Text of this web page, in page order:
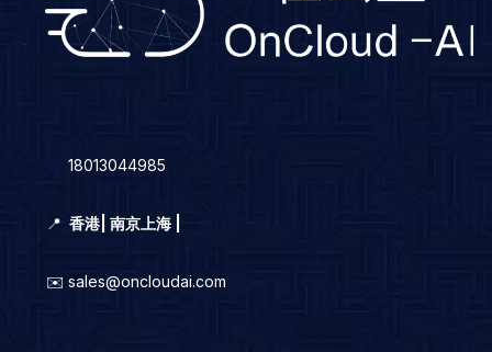
18013044985
📍 香港 南京上海 |
✉️ sales@oncloudai.com